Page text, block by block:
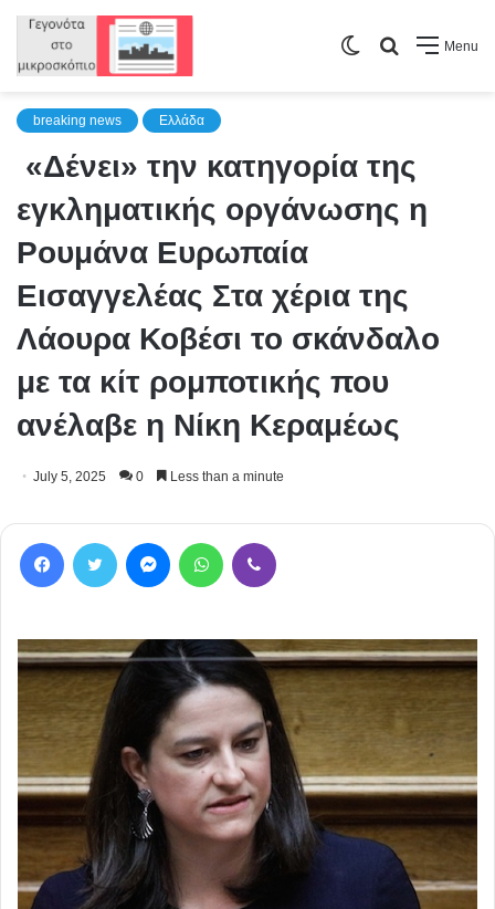
Menu
Search
Switch
breaking news Ελλάδα
«Δένει» την κατηγορία της
εγκληματικής οργάνωσης η
Ρουμάνα Ευρωπαία
Εισαγγελέας Στα χέρια της
Λάουρα Κοβέσι το σκάνδαλο
με τα κίτ ρομποτικής που
ανέλαβε η Νίκη Κεραμέως
July 5, 2025 0 Less than a minute
Facebook Twitter MessengerWhatsApp